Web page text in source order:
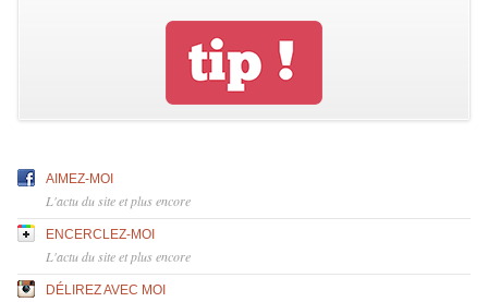
AIMEZ-MOI
L'actu du site et plus encore
ENCERCLEZ-MOI
L'actu du site et plus encore
DÉLIREZ AVEC MOI